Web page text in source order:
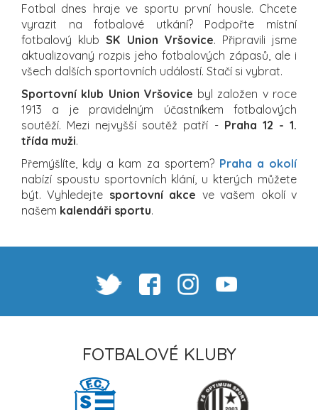
Fotbal dnes hraje ve sportu první housle. Chcete
vyrazit na fotbalové utkání? Podpořte místní
fotbalový klubSK Union Vršovice. Připravili jsme
aktualizovaný rozpis jeho fotbalových zápasů, ale i
všech dalších sportovních událostí. Stačí si vybrat.
Sportovní klub Union Vršovice byl založen v roce
1913 a je pravidelným účastníkem fotbalových
soutěží. Mezi nejvyšší soutěž patří - Praha 12 - 1.
třída muži.
Přemýšlíte, kdy a kam za sportem? Praha a okolí
nabízí spoustu sportovních klání, u kterých můžete
být. Vyhledejte sportovní akce ve vašem okolí v
našem kalendáři sportu.
FOTBALOVÉ KLUBY